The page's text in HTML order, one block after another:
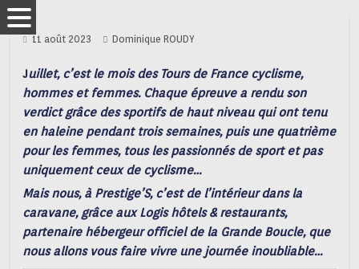
11 août 2023 Dominique ROUDY
Juillet, c’est le mois des Tours de France cyclisme,
hommes et femmes. Chaque épreuve a rendu son
verdict grâce des sportifs de haut niveau qui ont tenu
en haleine pendant trois semaines, puis une quatrième
pour les femmes, tous les passionnés de sport et pas
uniquement ceux de cyclisme…
Mais nous, à Prestige’S, c’est de l’intérieur dans la
caravane, grâce aux Logis hôtels & restaurants,
partenaire hébergeur officiel de la Grande Boucle, que
nous allons vous faire vivre une journée inoubliable…